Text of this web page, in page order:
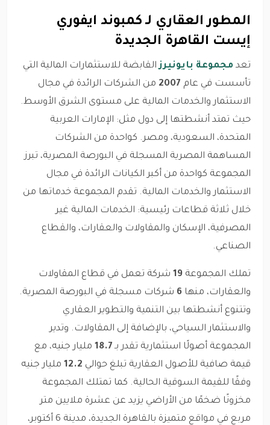
المطور العقاري لـ كمبوند ايفوري
إيست القاهرة الجديدة
تعد مجموعة بايونيرزالقابضة للاستثمارات المالية التي
تأسست في عام 2007 من الشركات الرائدة في مجال
الاستثمار والخدمات المالية على مستوى الشرق الأوسط.
حيث تمتد أنشطتها إلى دول مثل: الإمارات العربية
المتحدة، السعودية، ومصر. كواحدة من الشركات
المساهمة المصرية المسجلة في البورصة المصرية، تبرز
المجموعة كواحدة من أكبر الكيانات الرائدة في مجال
الاستثمار والخدمات المالية. تقدم المجموعة خدماتها من
خلال ثلاثة قطاعات رئيسية: الخدمات المالية غير
المصرفية، الإسكان والمقاولات والعقارات، والقطاع
الصناعي.
تملك المجموعة 19 شركة تعمل في قطاع المقاولات
والعقارات، منها 6 شركات مسجلة في البورصة المصرية.
وتتنوع أنشطتها بين التنمية والتطوير العقاري
والاستثمار السياحي، بالإضافة إلى المقاولات. وتدير
المجموعة أصولًا استثمارية تقدر بـ 18.7 مليار جنيه، مع
قيمة صافية للأصول العقارية تبلغ حوالي 12.2 مليار جنيه
وفقًا للقيمة السوقية الحالية. كما تمتلك المجموعة
مخزونًا ضخمًا من الأراضي يزيد عن عشرة ملايين متر
مربع في مواقع متميزة بالقاهرة الجديدة، مدينة 6 أكتوبر،